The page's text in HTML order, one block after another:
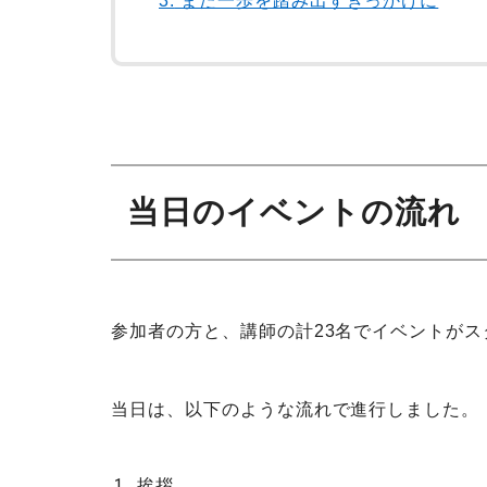
当日のイベントの流れ
参加者の方と、講師の計23名でイベントが
当日は、以下のような流れで進行しました。